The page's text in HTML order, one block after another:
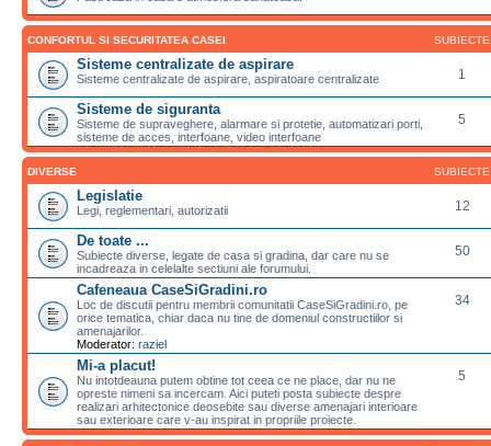
CONFORTUL SI SECURITATEA CASEI SUBIECTE
Sisteme centralizate de aspirare
Sisteme centralizate de aspirare, aspiratoare centralizate 1
Sisteme de siguranta
Sisteme de supraveghere, alarmare si protetie, automatizari porti,
sisteme de acces, interfoane, video interfoane
5
DIVERSE SUBIECTE
Legislatie
Legi, reglementari, autorizatii 12
De toate ...
Subiecte diverse, legate de casa si gradina, dar care nu se
incadreaza in celelalte sectiuni ale forumului.
50
Cafeneaua CaseSiGradini.ro
Loc de discutii pentru membrii comunitatii CaseSiGradini.ro, pe
orice tematica, chiar daca nu tine de domeniul constructiilor si
amenajarilor.
Moderator: raziel
34
Mi-a placut!
Nu intotdeauna putem obtine tot ceea ce ne place, dar nu ne
opreste nimeni sa incercam. Aici puteti posta subiecte despre
realizari arhitectonice deosebite sau diverse amenajari interioare
sau exterioare care v-au inspirat in propriile proiecte.
5